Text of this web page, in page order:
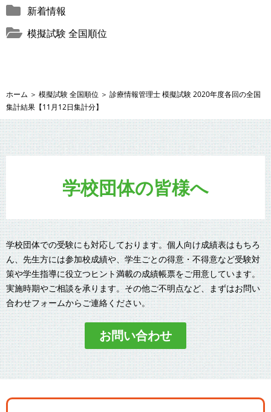
新着情報
模擬試験 全国順位
ホーム ＞ 模擬試験 全国順位 ＞ 診療情報管理士 模擬試験 2020年度各回の全国
集計結果【11月12日集計分】
学校団体の皆様へ
学校団体での受験にも対応しております。個人向け成績表はもちろ
ん、先生方には参加校成績や、学生ごとの得意・不得意など受験対
策や学生指導に役立つヒント満載の成績帳票をご用意しています。
実施時期やご相談を承ります。その他ご不明点など、まずはお問い
合わせフォームからご連絡ください。
お問い合わせ